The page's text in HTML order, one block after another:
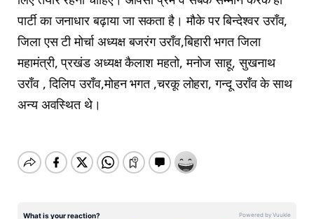
पार्टी का जनाधार बढ़ाया जा सकता है। मौके पर बिन्देश्वर उराँव,
जिला एस टी मोर्चा अध्यक्ष बजरंग उराँव,बिहारी भगत जिला
महामंत्री, प्रखंड अध्यक्ष कैलाश महतो, मनोज साहू, सुखनाथ
उराँव , दिलिप उराँव,मोहन भगत ,चरकू लोहरा, गन्दू उराँव के साथ
अन्य अवस्थित थे।